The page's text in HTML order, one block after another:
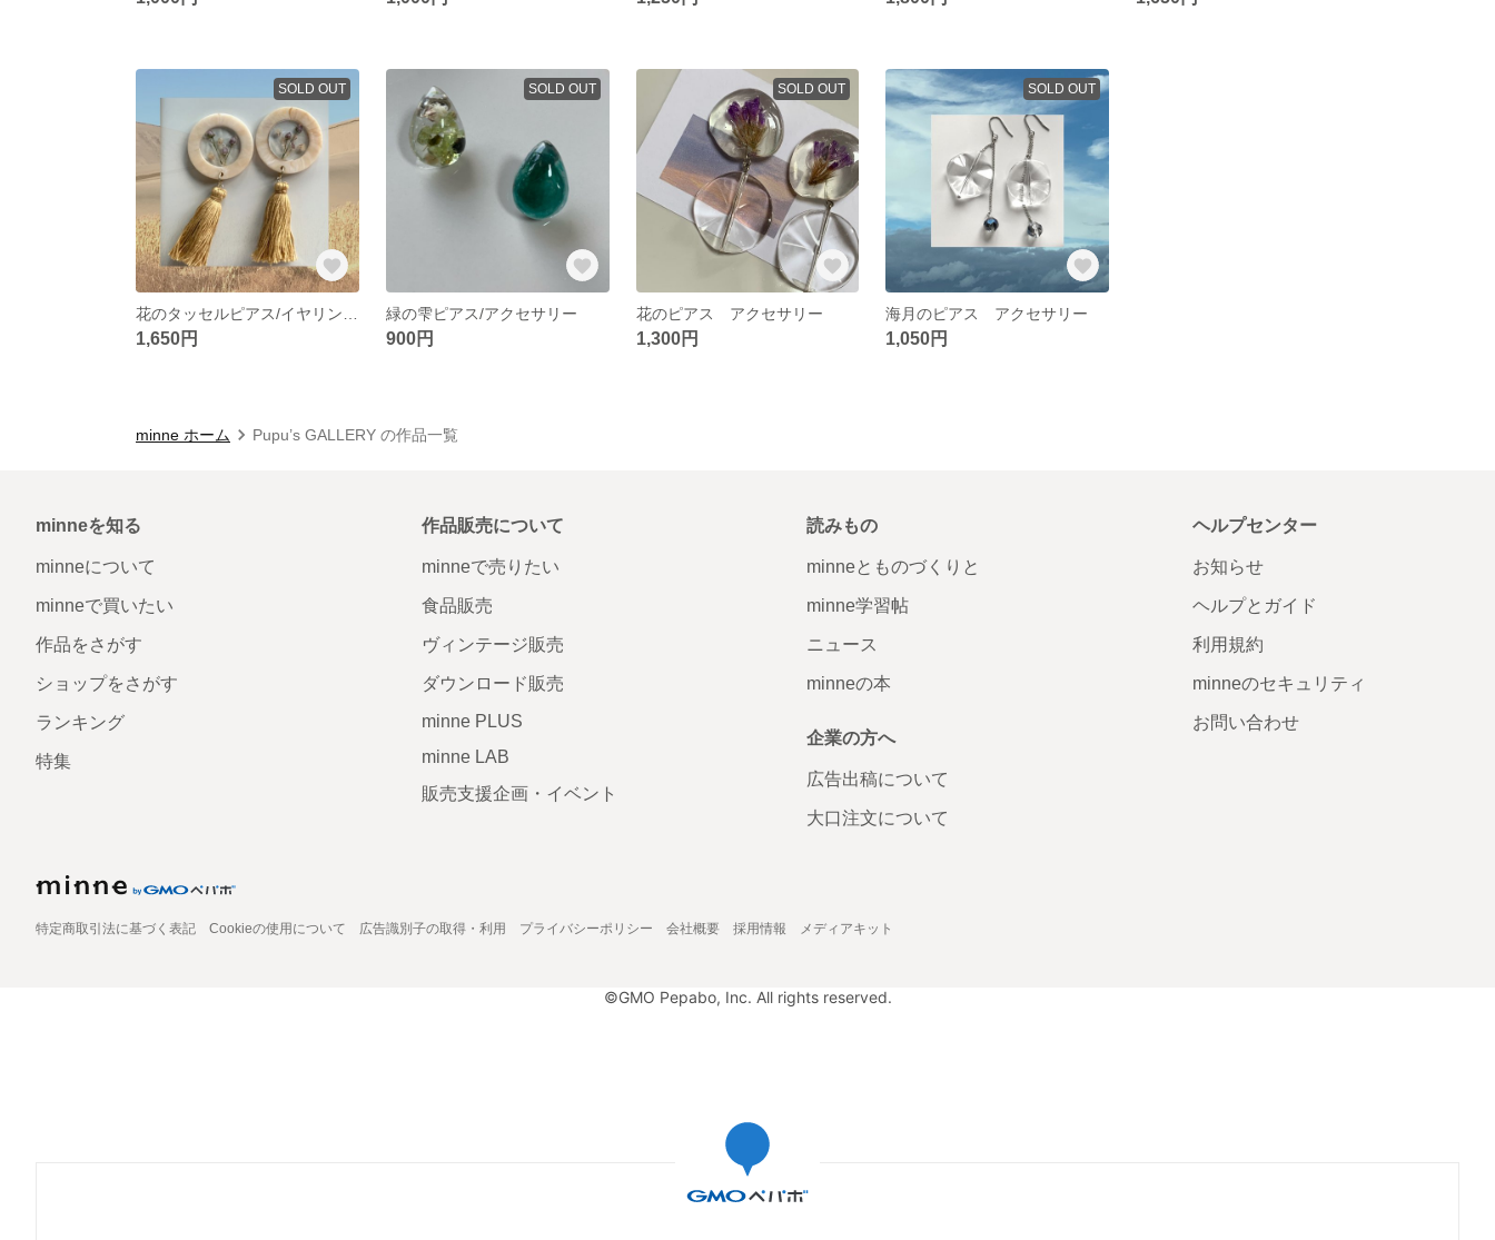
SOLD OUT
1,650円
SOLD OUT
緑の雫ピアス/アクセサリー
900円
SOLD OUT
花のピアス アクセサリー
1,300円
SOLD OUT
海月のピアス アクセサリー
1,050円
minne ホーム Pupu’s GALLERY の作品一覧
minneを知る
minneについて
minneで買いたい
作品をさがす
ショップをさがす
ランキング
特集
作品販売について
minneで売りたい
食品販売
ヴィンテージ販売
ダウンロード販売
minne PLUS
minne LAB
販売支援企画・イベント
読みもの
minneとものづくりと
minne学習帖
ニュース
minneの本
企業の方へ
広告出稿について
大口注文について
ヘルプセンター
お知らせ
ヘルプとガイド
利用規約
minneのセキュリティ
お問い合わせ
特定商取引法に基づく表記 Cookieの使用について 広告識別子の取得・利用 プライバシーポリシー 会社概要 採用情報 メディアキット
©GMO Pepabo, Inc. All rights reserved.